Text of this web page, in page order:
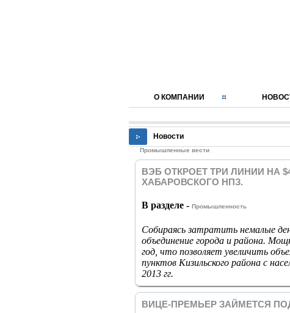
О КОМПАНИИ
Новости
Промышленные вести
ВЭБ ОТКРОЕТ ТРИ ЛИНИИ НА
ХАБАРОВСКОГО НПЗ.
В разделе - Промышленность
Собираясь затратить немалые
объединение города и района.
год, что позволяет увеличить
пунктов Кизильского района с
2013 гг.
ВИЦЕ-ПРЕМЬЕР ЗАЙМЕТСЯ